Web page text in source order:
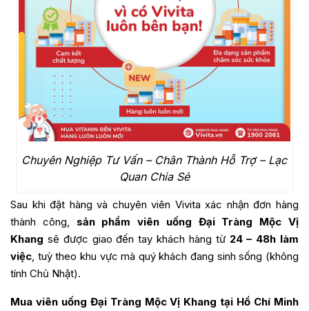
Chuyên Nghiệp Tư Vấn – Chân Thành Hỗ Trợ – Lạc
Quan Chia Sẻ
Sau khi đặt hàng và chuyên viên Vivita xác nhận đơn hàng
thành công, sản phẩm viên uống Đại Tràng Mộc Vị
Khang sẽ được giao đến tay khách hàng từ 24 – 48h làm
việc, tuỳ theo khu vực mà quý khách đang sinh sống (không
tính Chủ Nhật).
Mua viên uống Đại Tràng Mộc Vị Khang tại Hồ Chí Minh